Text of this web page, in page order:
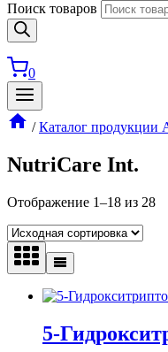
Поиск товаров
0
/ Каталог
NutriCare Int.
Отображение 1–18 из 28
5-